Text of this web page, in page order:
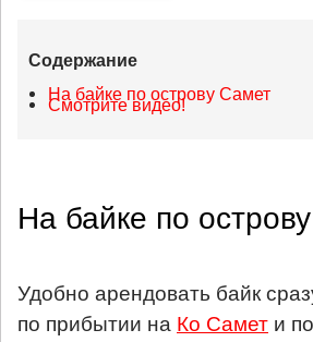
Содержание
На байке по острову Самет
Смотрите видео!
На байке по
Удобно арендовать байк
по прибытии на Ко Самет и